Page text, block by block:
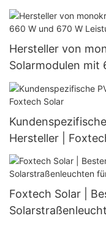
für den
Hersteller von
Solarmodulen mit
(halbgeschnitten,
Hersteller |
Foxtech Solar |